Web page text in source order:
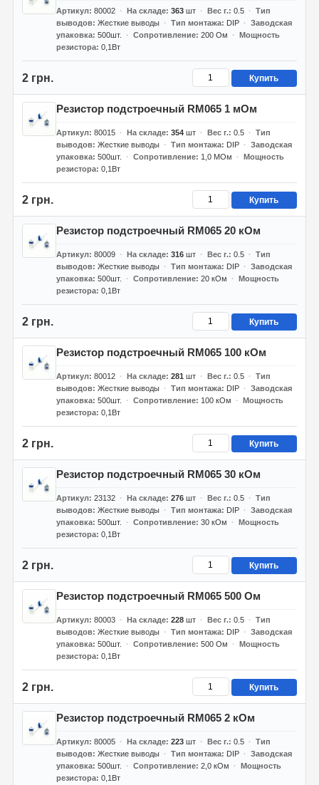
Артикул 80002 На складе 363шт Вес г. 0.5
Тип
выводов Жесткие выводы Тип монтажа DIP
Заводская
упаковка 500шт. Сопротивление 200 Ом
Мощность
резистора 0,1Вт
2 грн. Купить
Резистор подстроечный RM065 1 мОм
Артикул 80015 На складе 354шт Вес г. 0.5
Тип
выводов Жесткие выводы Тип монтажа DIP
Заводская
упаковка 500шт. Сопротивление 1,0 МОм
Мощность
резистора 0,1Вт
2 грн. Купить
Резистор подстроечный RM065 20 кОм
Артикул 80009 На складе 316шт Вес г. 0.5
Тип
выводов Жесткие выводы Тип монтажа DIP
Заводская
упаковка 500шт. Сопротивление 20 кОм
Мощность
резистора 0,1Вт
2 грн. Купить
Резистор подстроечный RM065 100 кОм
Артикул 80012 На складе 281 шт Вес г. 0.5
Тип
выводов Жесткие выводы Тип монтажа DIP
Заводская
упаковка 500шт. Сопротивление 100 кОм
Мощность
резистора 0,1Вт
2 грн. Купить
Резистор подстроечный RM065 30 кОм
Артикул 23132 На складе 276шт Вес г. 0.5
Тип
выводов Жесткие выводы Тип монтажа DIP
Заводская
упаковка 500шт. Сопротивление 30 кОм
Мощность
резистора 0,1Вт
2 грн. Купить
Резистор подстроечный RM065 500 Ом
Артикул 80003 На складе 228шт Вес г. 0.5
Тип
выводов Жесткие выводы Тип монтажа DIP
Заводская
упаковка 500шт. Сопротивление 500 Ом
Мощность
резистора 0,1Вт
2 грн. Купить
Резистор подстроечный RM065 2 кОм
Артикул 80005 На складе 223шт Вес г. 0.5
Тип
выводов Жесткие выводы Тип монтажа DIP
Заводская
упаковка 500шт. Сопротивление 2,0 кОм
Мощность
резистора 0,1Вт